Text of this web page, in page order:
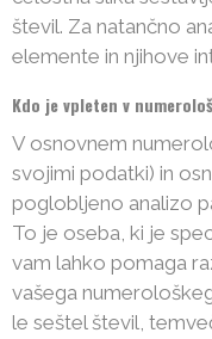
števil. Za natančno
elemente in njihove
Kdo je vpleten v
V osnovnem
svojimi podatki) in
poglobljeno analizo
To je oseba, ki je
vam lahko pomaga
vašega
le seštel števil,